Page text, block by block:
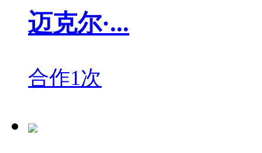
迈克尔·...
合作1次